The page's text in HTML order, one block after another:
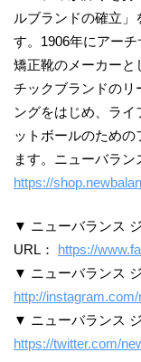
ルブランドの確立
す。1906年にアー
矯正靴のメーカーと
チックブランドのリ
ングをはじめ、ラ
ットボールのため
ます。ニューバラン
https://
▼ ニューバラン
URL： https://
▼ ニューバランス
http://
▼ ニューバラン
https://twitter.com/